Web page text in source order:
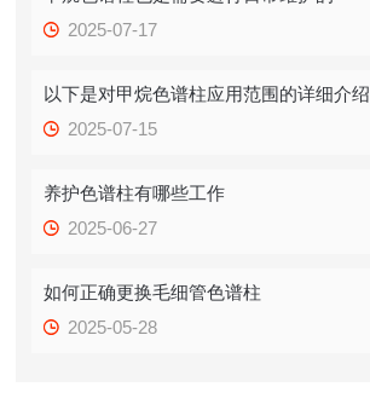
2025-07-17
以下是对甲烷色谱柱应用范围的详细介绍
2025-07-15
养护色谱柱有哪些工作
2025-06-27
如何正确更换毛细管色谱柱
2025-05-28